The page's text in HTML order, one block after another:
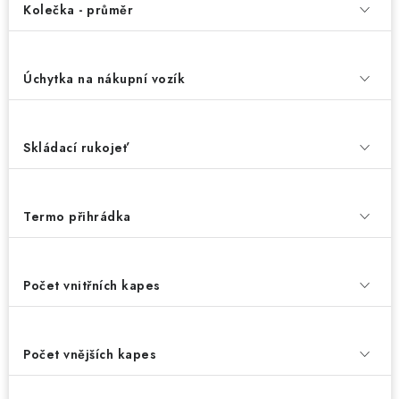
Kolečka - průměr
Úchytka na nákupní vozík
Skládací rukojeť
Termo přihrádka
Počet vnitřních kapes
Počet vnějších kapes